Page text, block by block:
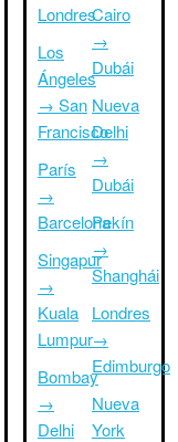
Londres
Los
Ángeles
→ San
Francisco
París
→
Barcelona
Singapur
→
Kuala
Lumpur
Bombay
→
Delhi
Cairo
→
Dubái
Nueva
Delhi
→
Dubái
Pekín
→
Shanghái
Londres
→
Edimburgo
Nueva
York